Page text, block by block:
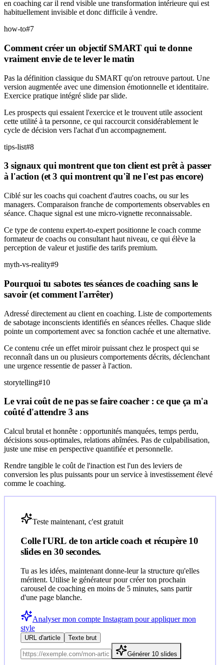
en coaching car il rend visible une transformation intérieure qui est
habituellement invisible et donc difficile à vendre.
how-to#7
Comment créer un objectif SMART qui te donne
vraiment envie de te lever le matin
Pas la définition classique du SMART qu'on retrouve partout. Une
version augmentée avec une dimension émotionnelle et identitaire.
Exercice pratique intégré slide par slide.
Les prospects qui essaient l'exercice et le trouvent utile associent
cette utilité à ta personne, ce qui raccourcit considérablement le
cycle de décision vers l'achat d'un accompagnement.
tips-list#8
3 signaux qui montrent que ton client est prêt à passer
à l'action (et 3 qui montrent qu'il ne l'est pas encore)
Ciblé sur les coachs qui coachent d'autres coachs, ou sur les
managers. Comparaison franche de comportements observables en
séance. Chaque signal est une micro-vignette reconnaissable.
Ce type de contenu expert-to-expert positionne le coach comme
formateur de coachs ou consultant haut niveau, ce qui élève la
perception de valeur et justifie des tarifs premium.
myth-vs-reality#9
Pourquoi tu sabotes tes séances de coaching sans le
savoir (et comment l'arrêter)
Adressé directement au client en coaching. Liste de comportements
de sabotage inconscients identifiés en séances réelles. Chaque slide
pointe un comportement avec sa fonction cachée et une alternative.
Ce contenu crée un effet miroir puissant chez le prospect qui se
reconnaît dans un ou plusieurs comportements décrits, déclenchant
une urgence ressentie de passer à l'action.
storytelling#10
Le vrai coût de ne pas se faire coacher : ce que ça m'a
coûté d'attendre 3 ans
Calcul brutal et honnête : opportunités manquées, temps perdu,
décisions sous-optimales, relations abîmées. Pas de culpabilisation,
juste une mise en perspective quantifiée et personnelle.
Rendre tangible le coût de l'inaction est l'un des leviers de
conversion les plus puissants pour un service à investissement élevé
comme le coaching.
Teste maintenant, c'est gratuit
Colle l'URL de ton articlecoach et récupère 10
slides en 30 secondes.
Tu as les idées, maintenant donne-leur la structure qu'elles
méritent. Utilise le générateur pour créer ton prochain
carousel de coaching en moins de 5 minutes, sans partir
d'une page blanche.
Analyser mon compte Instagram pour appliquer mon
style
URL d'article Texte brut
Générer 10 slides